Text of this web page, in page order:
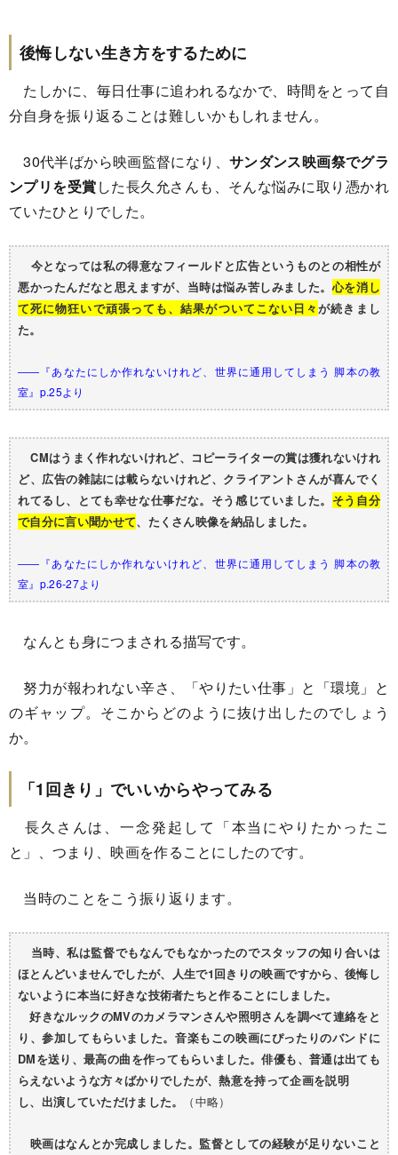
後悔しない生き方をするために
たしかに、毎日仕事に追われるなかで、時間をとって自
分自身を振り返ることは難しいかもしれません。
30代半ばから映画監督になり、 サンダンス映画祭でグラ
ンプリを受賞した長久允さんも、そんな悩みに取り憑かれ
ていたひとりでした。
今となっては私の得意なフィールドと広告というものとの相性が
悪かったんだなと思えますが、当時は悩み苦しみました。 心を消し
て死に物狂いで頑張っても、結果がついてこない日々が続きまし
た。
――『あなたにしか作れないけれど、世界に通用してしまう 脚本の教
室』p.25より
CMはうまく作れないけれど、コピーライターの賞は獲れないけれ
ど、広告の雑誌には載らないけれど、クライアントさんが喜んでく
れてるし、とても幸せな仕事だな。そう感じていました。 そう自分
で自分に言い聞かせて、たくさん映像を納品しました。
――『あなたにしか作れないけれど、世界に通用してしまう 脚本の教
室』p.26-27より
なんとも身につまされる描写です。
努力が報われない辛さ、「やりたい仕事」と「環境」と
のギャップ。そこからどのように抜け出したのでしょう
か。
「1回きり」でいいからやってみる
長久さんは、一念発起して「本当にやりたかったこ
と」、つまり、映画を作ることにしたのです。
当時のことをこう振り返ります。
当時、私は監督でもなんでもなかったのでスタッフの知り合いは
ほとんどいませんでしたが、人生で1回きりの映画ですから、後悔し
ないように本当に好きな技術者たちと作ることにしました。
好きなルックのMVのカメラマンさんや照明さんを調べて連絡をと
り、参加してもらいました。音楽もこの映画にぴったりのバンドに
DMを送り、最高の曲を作ってもらいました。俳優も、普通は出ても
らえないような方々ばかりでしたが、熱意を持って企画を説明
し、出演していただけました。
（中略）
映画はなんとか完成しました。監督としての経験が足りないこと